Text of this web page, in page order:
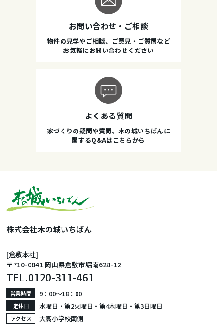
お問い合わせ・ご相談
物件の見学やご相談、ご意見・ご質問など
お気軽にお問い合わせください
よくある質問
家づくりの疑問や質問、木の城いちばんに
関するQ&Aはこちらから
株式会社木の城いちばん
[倉敷本社]
〒710-0841 岡山県倉敷市堀南628-12
TEL.0120-311-461
営業時間 9：00〜18：00
定休日 水曜日・第2火曜日・第4木曜日・第3日曜日
アクセス 大高小学校南側